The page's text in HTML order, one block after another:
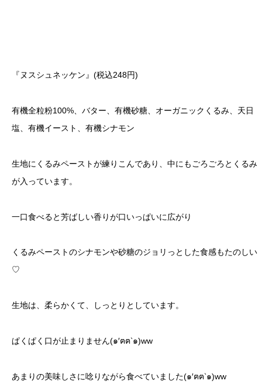
『ヌスシュネッケン』(税込248円)
有機全粒粉100%、バター、有機砂糖、オーガニックくるみ、天日
塩、有機イースト、有機シナモン
生地にくるみペーストが練りこんであり、中にもごろごろとくるみ
が入っています。
一口食べると芳ばしい香りが口いっぱいに広がり
くるみペーストのシナモンや砂糖のジョリっとした食感もたのしい
♡
生地は、柔らかくて、しっとりとしています。
ぱくぱく口が止まりません(๑′ฅฅ‵๑)ww
あまりの美味しさに唸りながら食べていました(๑′ฅฅ‵๑)ww